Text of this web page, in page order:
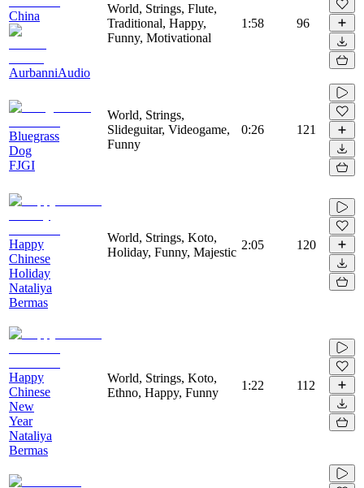
China
AurbanniAudio
World, Strings, Flute,
Traditional, Happy,
Funny, Motivational
1:58 96
Bluegrass
Dog
FJGI
World, Strings,
Slideguitar, Videogame,
Funny
0:26 121
Happy
Chinese
Holiday
Nataliya
Bermas
World, Strings, Koto,
Holiday, Funny, Majestic
2:05 120
Happy
Chinese
New
Year
Nataliya
Bermas
World, Strings, Koto,
Ethno, Happy, Funny
1:22 112